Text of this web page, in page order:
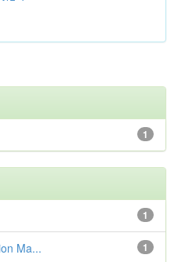
1
1
1
Ma...